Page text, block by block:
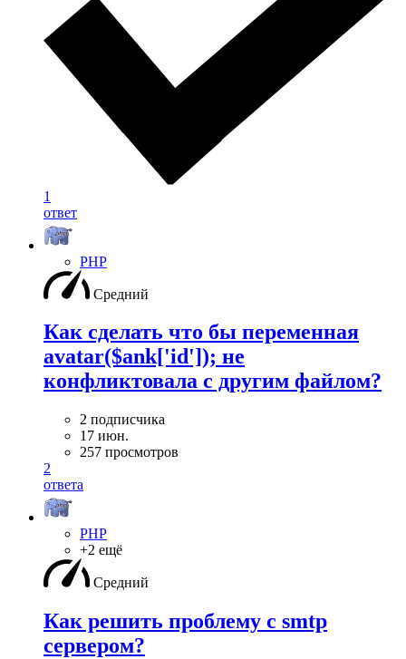
1
ответ
PHP
Средний
Как сделать что бы переменная
avatar($ank['id']); не
конфликтовала с другим файлом?
2 подписчика
17 июн.
257 просмотров
2
ответа
PHP
+2 ещё
Средний
Как решить проблему с smtp
сервером?